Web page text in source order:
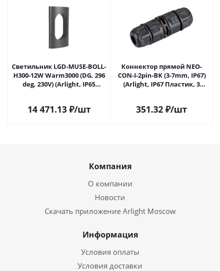
Светильник LGD-MUSE-BOLL-
H300-12W Warm3000 (DG, 296
deg, 230V) (Arlight, IP65
14 471.13₽/шт
Коннектор прямой NEO-
CON-I-2pin-BK (3-7mm, IP67)
(Arlight, IP67 Пластик, 3
351.32 ₽/шт
Компания
О компании
Новости
Скачать приложение Arlight Moscow
Информация
Условия оплаты
Условия доставки